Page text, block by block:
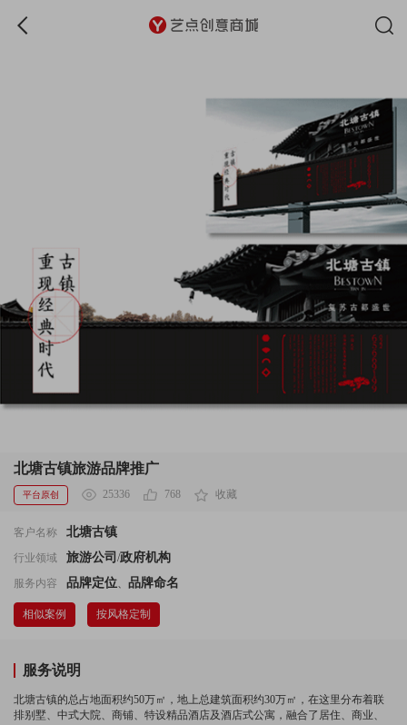
北塘古镇旅游品牌推广
平台原创 25336 768 收藏
客户名称 北塘古镇
行业领域 旅游公司 /政府机构
服务内容 品牌定位 品牌命名
相似案例 按风格定制
服务说明
北塘古镇的总占地面积约50万㎡，地上总建筑面积约30万㎡，在这里分布着联
排别墅、中式大院、商铺、特设精品酒店及酒店式公寓，融合了居住、商业、